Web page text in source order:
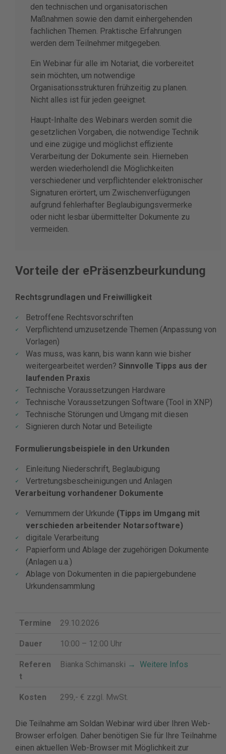
den technischen und organisatorischen
Maßnahmen sowie den damit einhergehenden
fachlichen Themen. Praktische Erfahrungen
werden dem Teilnehmer mitgegeben.
Ein Webinar für alle im Notariat, die vorbereitet
sein möchten, um notwendige
Organisationsstrukturen frühzeitig zu planen.
Nicht alles ist für jeden geeignet.
Haupt-Inhalte des Webinars werden somit die
gesetzlichen Vorgaben, die notwendige Technik
und eine zügige und möglichst effiziente
Verarbeitung der Dokumente sein. Hierneben
werden wiederholendl die Möglichkeiten
verschiedener und verpflichtender elektronischer
Signaturen erörtert, um Zwischenverfügungen
aufgrund fehlerhafter Beglaubigungsvermerke
oder nicht lesbar übermittelter Dokumente zu
vermeiden.
Vorteile der ePräsenzbeurkundung
Rechtsgrundlagen und Freiwilligkeit
Betroffene Rechtsvorschriften
Verpflichtend umzusetzende Themen (Anpassung von
Vorlagen)
Was muss, was kann, bis wann kann wie bisher
weitergearbeitet werden? Sinnvolle Tipps aus der
laufenden Praxis
Technische Voraussetzungen Hardware
Technische Voraussetzungen Software (Tool in XNP)
Technische Störungen und Umgang mit diesen
Signieren durch Notar und Beteiligte
Formulierungsbeispiele in den Urkunden
Einleitung Niederschrift, Beglaubigung
Vertretungsbescheinigungen und Anlagen
Verarbeitung vorhandener Dokumente
Vernummern der Urkunde (Tipps im Umgang mit
verschieden arbeitender Notarsoftware)
digitale Verarbeitung
Papierform und Ablage der zugehörigen Dokumente
(Anlagen u.a.)
Ablage von Dokumenten in die papiergebundene
Urkundensammlung
Termine 29.10.2026
Dauer 10:00 – 12:00 Uhr
Referen
t
Bianka Schimanski → Weitere Infos
Kosten 299,- € zzgl. MwSt.
Die Teilnahme am Soldan Webinar wird über Ihren Web-
Browser erfolgen. Daher benötigen Sie für Ihre Teilnahme
einen aktuellen Web-Browser mit Möglichkeit zur